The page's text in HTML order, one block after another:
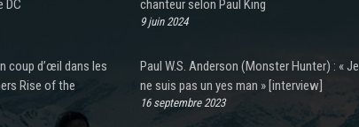
DC
coup d’œil dans les
Rise of the
chanteur selon Paul King
9 juin 2024
Paul W.S. Anderson (Monster Hunter) : « Je
ne suis pas un yes man » [interview]
16 septembre 2023